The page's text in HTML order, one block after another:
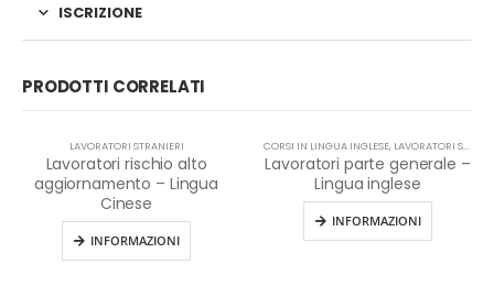
ISCRIZIONE
PRODOTTI CORRELATI
LAVORATORI STRANIERI
Lavoratori rischio alto
aggiornamento – Lingua
Cinese
INFORMAZIONI
CORSI IN LINGUA INGLESE, LAVORATORI STRANIERI
Lavoratori parte generale –
Lingua inglese
INFORMAZIONI